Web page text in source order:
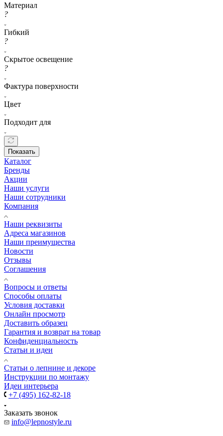
Материал
?
Гибкий
?
Скрытое освещение
?
Фактура поверхности
Цвет
Подходит для
Показать
Каталог
Бренды
Акции
Наши услуги
Наши сотрудники
Компания
Наши реквизиты
Адреса магазинов
Наши преимущества
Новости
Отзывы
Соглашения
Вопросы и ответы
Способы оплаты
Условия доставки
Онлайн просмотр
Доставить образец
Гарантия и возврат на товар
Конфиденциальность
Статьи и идеи
Cтатьи о лепнине и декоре
Инструкции по монтажу
Идеи интерьера
+7 (495) 162-82-18
Заказать звонок
info@lepnostyle.ru